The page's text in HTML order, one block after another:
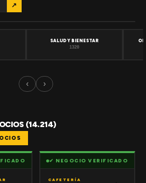
↗
SALUD Y BIENESTAR
1320
‹ ›
(14.214)
✔ NEGOCIO VERIFICADO
CAFETERÍA